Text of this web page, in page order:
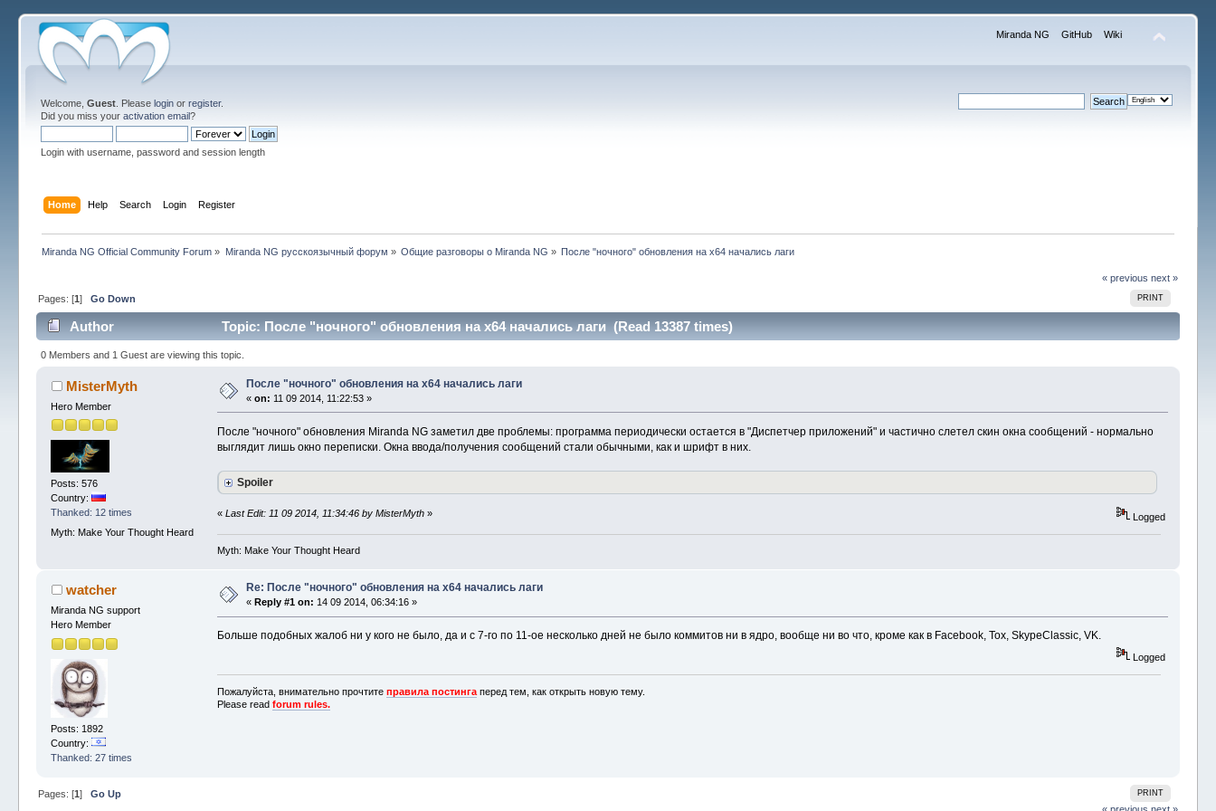
Miranda NG GitHub Wiki
Welcome,Guest . Pleaselogin orregister.
Did you miss youractivation email?
Login with username, password and session length
Home Help Search Login Register
Miranda NG Official Community Forum » Miranda NG русскоязычный форум » Общие разговоры о Miranda NG » После "ночного" обновления на х64 начались лаги
« previous next »
PRINT
Pages: [1]Go Down
Author Topic: После "ночного" обновления на х64 начались лаги (Read 13387 times)
0 Members and 1 Guest are viewing this topic.
MisterMyth
Hero Member
Posts: 576
Country:
Thanked: 12 times
Myth: Make Your Thought Heard
После "ночного" обновления на х64 начались лаги
«on: 11 09 2014, 11:22:53 »
После "ночного" обновления Miranda NG заметил две проблемы: программа периодически остается в "Диспетчер приложений" и частично слетел скин окна сообщений - нормально
выглядит лишь окно переписки. Окна ввода/получения сообщений стали обычными, как и шрифт в них.
Spoiler
« Last Edit: 11 09 2014, 11:34:46 by MisterMyth» Logged
Myth: Make Your Thought Heard
watcher
Miranda NG support
Hero Member
Posts: 1892
Country:
Thanked: 27 times
Re: После "ночного" обновления на х64 начались лаги
« Reply #1 on: 14 09 2014, 06:34:16 »
Больше подобных жалоб ни у кого не было, да и c 7-го по 11-ое несколько дней не было коммитов ни в ядро, вообще ни во что, кроме как в Facebook, Tox, SkypeClassic, VK.
Logged
Пожалуйста, внимательно прочтите правила постингаперед тем, как открыть новую тему.
Please read forum rules.
PRINT
Pages: [1]Go Up